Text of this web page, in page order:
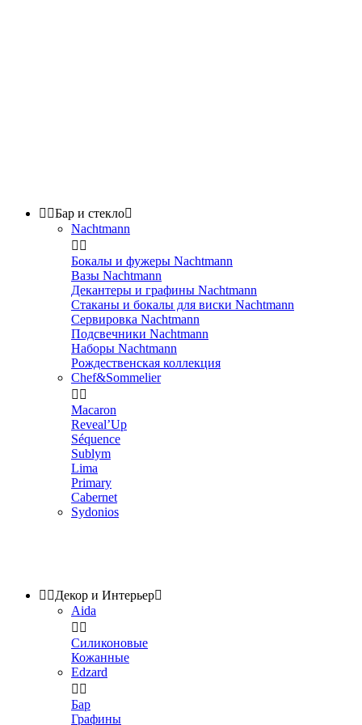
 Бар и стекло
Nachtmann
 
Бокалы и фужеры Nachtmann
Вазы Nachtmann
Декантеры и графины Nachtmann
Стаканы и бокалы для виски Nachtmann
Сервировка Nachtmann
Подсвечники Nachtmann
Наборы Nachtmann
Рождественская коллекция
Chef&Sommelier
 
Macaron
Reveal’Up
Séquence
Sublym
Lima
Primary
Cabernet
Sydonios
 Декор и Интерьер
Aida
 
Силиконовые
Кожанные
Edzard
 
Бар
Графины